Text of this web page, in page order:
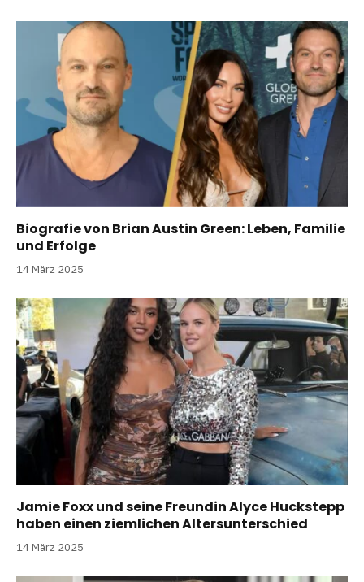
Biografie von Brian Austin Green: Leben, Familie
und Erfolge
14 März 2025
Jamie Foxx und seine Freundin Alyce Huckstepp
haben einen ziemlichen Altersunterschied
14 März 2025